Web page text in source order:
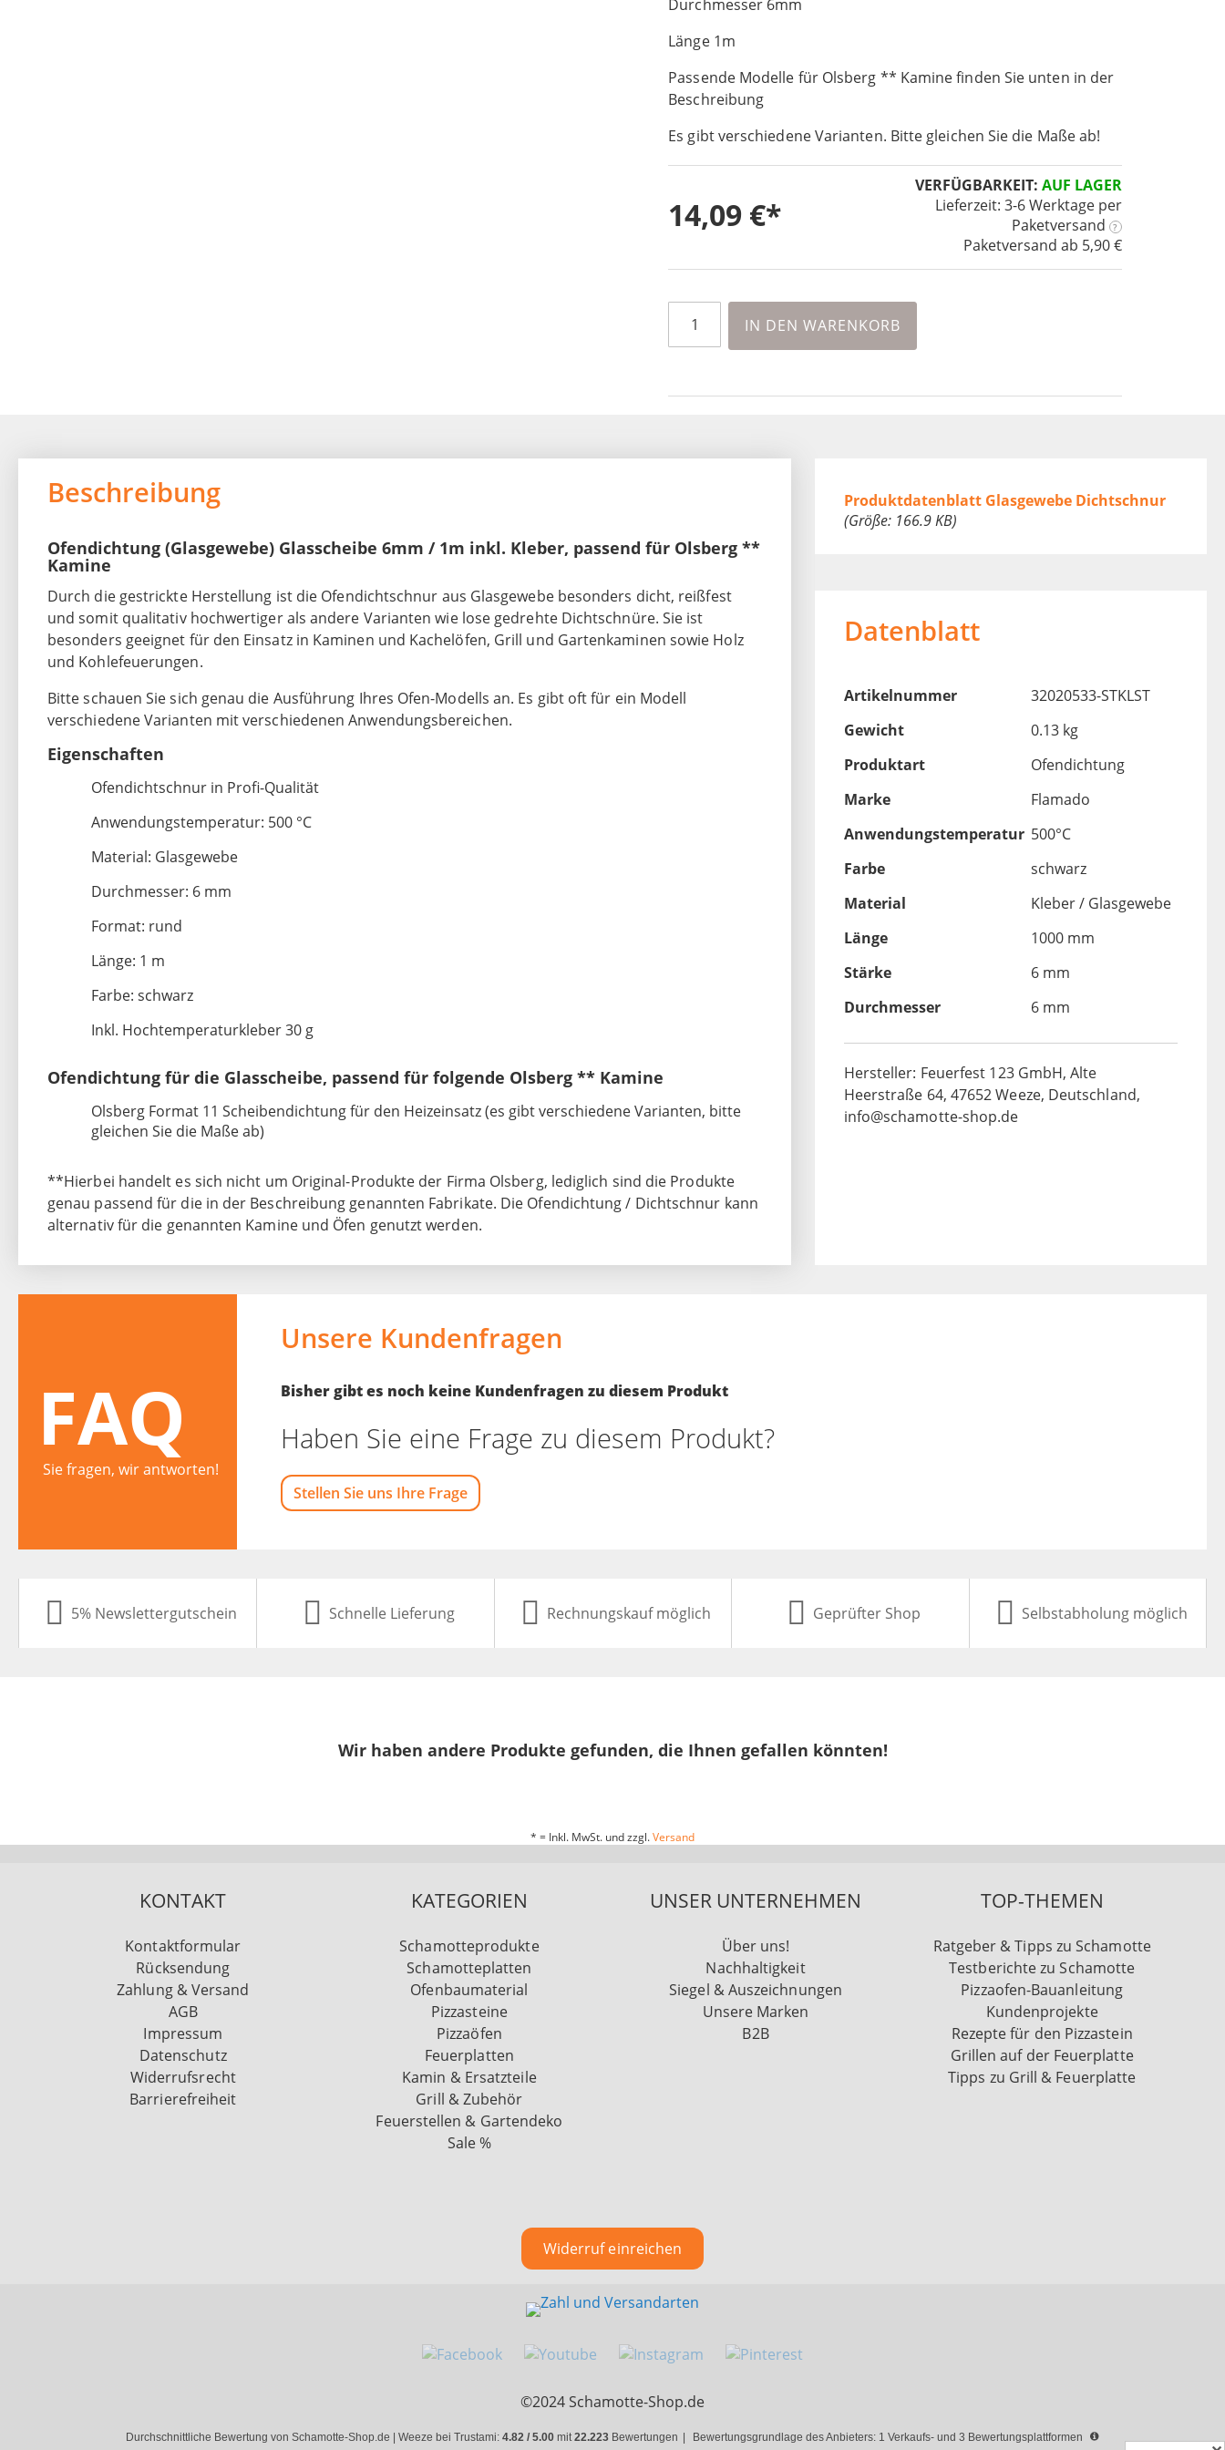
Durchmesser 6mm
Länge 1m
Passende Modelle für Olsberg ** Kamine finden Sie unten in der
Beschreibung
Es gibt verschiedene Varianten. Bitte gleichen Sie die Maße ab!
VERFÜGBARKEIT: AUF LAGER
Lieferzeit: 3-6 Werktageper
Paketversand
?
Paketversand ab 5,90 €
14,09 €
IN DEN WARENKORB
Beschreibung
Ofendichtung (Glasgewebe) Glasscheibe 6mm / 1m inkl. Kleber, passend für Olsberg **
Kamine
Durch die gestrickte Herstellung ist die Ofendichtschnur aus Glasgewebe besonders dicht, reißfest
und somit qualitativ hochwertiger als andere Varianten wie lose gedrehte Dichtschnüre. Sie ist
besonders geeignet für den Einsatz in Kaminen und Kachelöfen, Grill und Gartenkaminen sowie Holz
und Kohlefeuerungen.
Bitte schauen Sie sich genau die Ausführung Ihres Ofen-Modells an. Es gibt oft für ein Modell
verschiedene Varianten mit verschiedenen Anwendungsbereichen.
Eigenschaften
Ofendichtschnur in Profi-Qualität
Anwendungstemperatur: 500 °C
Material: Glasgewebe
Durchmesser: 6 mm
Format: rund
Länge: 1 m
Farbe: schwarz
Inkl. Hochtemperaturkleber 30 g
Ofendichtung für die Glasscheibe, passend für folgende Olsberg ** Kamine
Olsberg Format 11 Scheibendichtung für den Heizeinsatz (es gibt verschiedene Varianten, bitte
gleichen Sie die Maße ab)
**Hierbei handelt es sich nicht um Original-Produkte der Firma Olsberg, lediglich sind die Produkte
genau passend für die in der Beschreibung genannten Fabrikate. Die Ofendichtung / Dichtschnur kann
alternativ für die genannten Kamine und Öfen genutzt werden.
Produktdatenblatt Glasgewebe Dichtschnur
(Größe: 166.9 KB)
Datenblatt
Artikelnummer
32020533-STKLST
Gewicht
0.13 kg
Produktart
Ofendichtung
Marke
Flamado
Anwendungstemperatur 500°C
Farbe
schwarz
Material
Kleber / Glasgewebe
Länge
1000 mm
Stärke
6 mm
Durchmesser
6 mm
Hersteller: Feuerfest 123 GmbH, Alte
Heerstraße 64, 47652 Weeze, Deutschland,
info@schamotte-shop.de
FAQ
Sie fragen, wir antworten!
Unsere Kundenfragen
Bisher gibt es noch keine Kundenfragen zu diesem Produkt
Haben Sie eine Frage zu diesem Produkt?
Stellen Sie uns Ihre Frage
5% Newslettergutschein Schnelle Lieferung Rechnungskauf möglich Geprüfter Shop Selbstabholung möglich
Wir haben andere Produkte gefunden, die Ihnen gefallen könnten!
* = Inkl. MwSt. und zzgl.Versand
KONTAKT
Kontaktformular
Rücksendung
Zahlung & Versand
AGB
Impressum
Datenschutz
Widerrufsrecht
Barrierefreiheit
KATEGORIEN
Schamotteprodukte
Schamotteplatten
Ofenbaumaterial
Pizzasteine
Pizzaöfen
Feuerplatten
Kamin & Ersatzteile
Grill & Zubehör
Feuerstellen & Gartendeko
Sale %
UNSER UNTERNEHMEN
Über uns!
Nachhaltigkeit
Siegel & Auszeichnungen
Unsere Marken
B2B
TOP-THEMEN
Ratgeber & Tipps zu Schamotte
Testberichte zu Schamotte
Pizzaofen-Bauanleitung
Kundenprojekte
Rezepte für den Pizzastein
Grillen auf der Feuerplatte
Tipps zu Grill & Feuerplatte
Widerruf einreichen
©2024 Schamotte-Shop.de
Durchschnittliche Bewertung von Schamotte-Shop.de | Weeze bei Trustami: 4.82 / 5.00mit22.223 Bewertungen Bewertungsgrundlage des Anbieters: 1 Verkaufs- und 3 Bewertungsplattformen